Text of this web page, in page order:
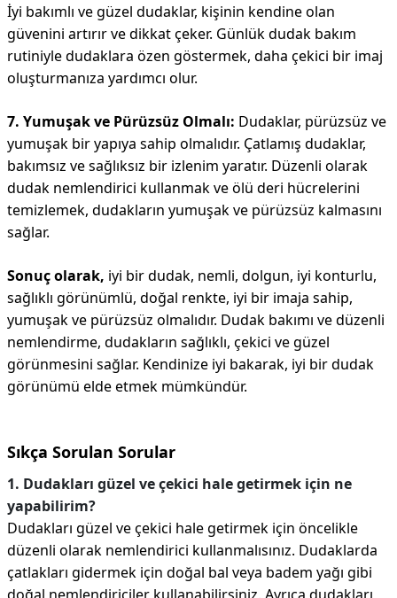
İyi bakımlı ve güzel dudaklar, kişinin kendine olan
güvenini artırır ve dikkat çeker. Günlük dudak bakım
rutiniyle dudaklara özen göstermek, daha çekici bir imaj
oluşturmanıza yardımcı olur.
7. Yumuşak ve Pürüzsüz Olmalı: Dudaklar, pürüzsüz ve
yumuşak bir yapıya sahip olmalıdır. Çatlamış dudaklar,
bakımsız ve sağlıksız bir izlenim yaratır. Düzenli olarak
dudak nemlendirici kullanmak ve ölü deri hücrelerini
temizlemek, dudakların yumuşak ve pürüzsüz kalmasını
sağlar.
Sonuç olarak, iyi bir dudak, nemli, dolgun, iyi konturlu,
sağlıklı görünümlü, doğal renkte, iyi bir imaja sahip,
yumuşak ve pürüzsüz olmalıdır. Dudak bakımı ve düzenli
nemlendirme, dudakların sağlıklı, çekici ve güzel
görünmesini sağlar. Kendinize iyi bakarak, iyi bir dudak
görünümü elde etmek mümkündür.
Sıkça Sorulan Sorular
1. Dudakları güzel ve çekici hale getirmek için ne
yapabilirim?
Dudakları güzel ve çekici hale getirmek için öncelikle
düzenli olarak nemlendirici kullanmalısınız. Dudaklarda
çatlakları gidermek için doğal bal veya badem yağı gibi